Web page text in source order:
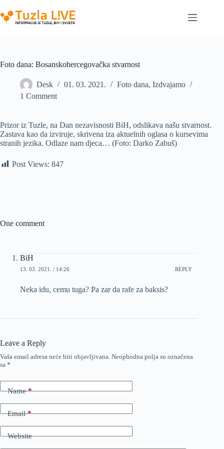
to
content
Foto dana: Bosanskohercegovačka stvarnost
Desk 01. 03. 2021. Foto dana, Izdvajamo
1 Comment
Prizor iz Tuzle, na Dan nezavisnosti BiH, odslikava našu stvarnost.
Zastava kao da izviruje, skrivena iza aktuelnih oglasa o kursevima
stranih jezika. Odlaze nam djeca… (Foto: Darko Zabuš)
Post Views: 847
One comment
BiH
13. 03. 2021. / 14:26 REPLY
Neka idu, cemu tuga? Pa zar da rafe za baksis?
Leave a Reply
Vaša email adresa neće biti objavljivana. Neophodna polja su označena
sa *
Name*
Email*
Website